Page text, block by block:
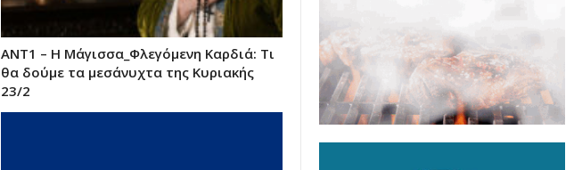
ΑΝΤ1 – Η Μάγισσα_Φλεγόμενη Καρδιά: Τι
θα δούμε τα μεσάνυχτα της Κυριακής
23/2